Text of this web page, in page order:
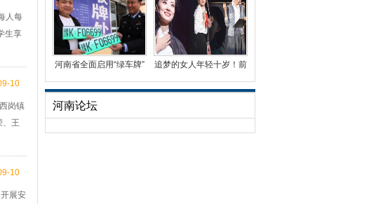
人每
生享
10
岗镇
、王
10
展安
河南省全面启用“绿车牌”
追梦的女人年轻十岁！前
河南论坛